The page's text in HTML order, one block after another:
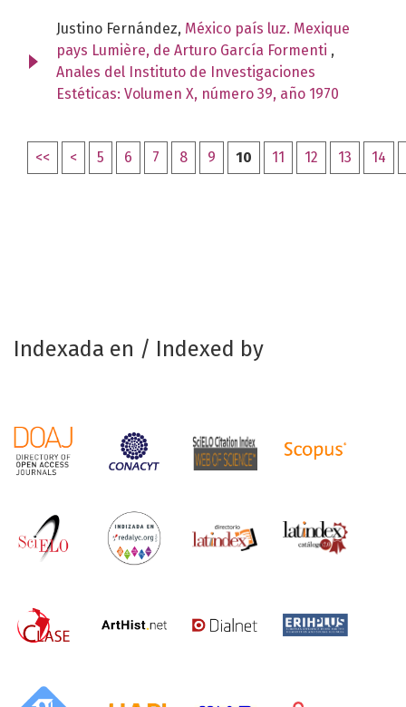
Justino Fernández, México país luz. Mexique
pays Lumière, de Arturo García Formenti ,
Anales del Instituto de Investigaciones
Estéticas: Volumen X, número 39, año 1970
<< < 5 6 7 8 9 10 11 12 13 14
Indexada en / Indexed by